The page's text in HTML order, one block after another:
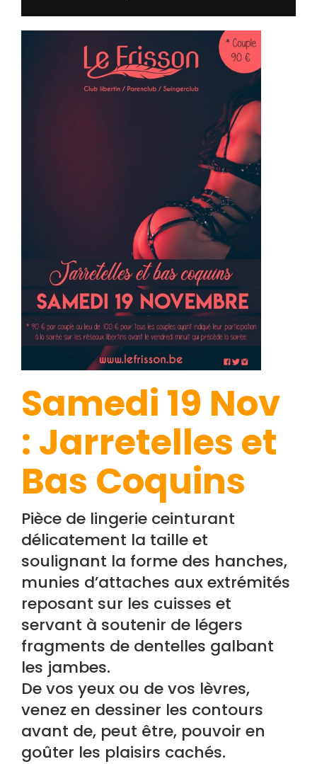
Samedi 19 Nov
: Jarretelles et
Bas Coquins
Pièce de lingerie ceinturant
délicatement la taille et
soulignant la forme des hanches,
munies d’attaches aux extrémités
reposant sur les cuisses et
servant à soutenir de légers
fragments de dentelles galbant
les jambes.
De vos yeux ou de vos lèvres,
venez en dessiner les contours
avant de, peut être, pouvoir en
goûter les plaisirs cachés.